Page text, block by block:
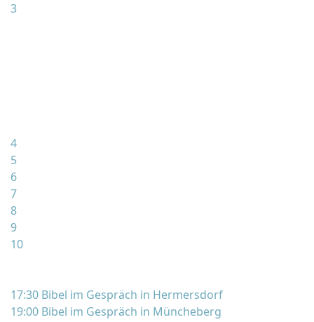
3
4
5
6
7
8
9
10
17:30 Bibel im Gespräch in Hermersdorf
19:00 Bibel im Gespräch in Müncheberg